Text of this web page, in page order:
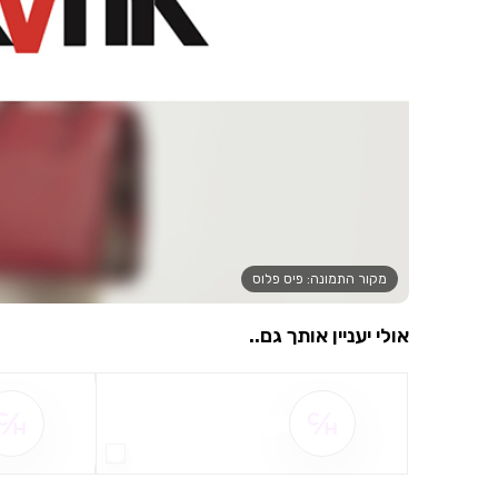
מקור התמונה: פיס פלוס
אולי יעניין אותך גם..